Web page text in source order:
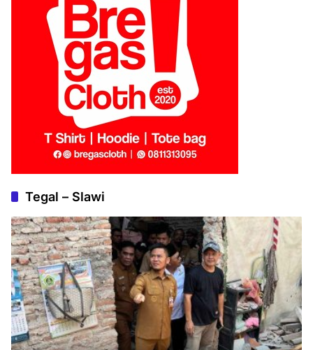
Tegal – Slawi